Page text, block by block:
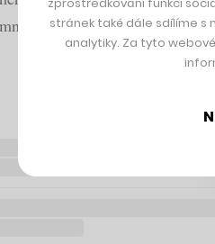
kulturu její odborníci
stránek také dále sdílíme s
analytiky. Za tyto